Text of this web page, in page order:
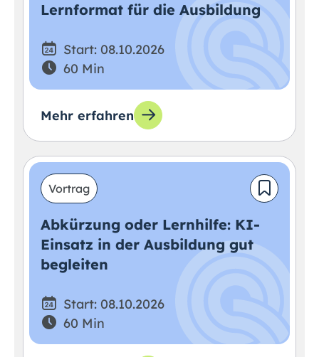
Lernformat für die Ausbildung
Start: 08.10.2026
60 Min
Mehr erfahren
Vortrag
Abkürzung oder Lernhilfe: KI-
Einsatz in der Ausbildung gut
begleiten
Start: 08.10.2026
60 Min